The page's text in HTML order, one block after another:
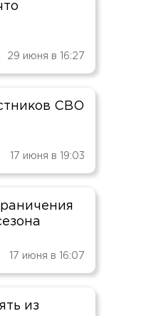
29 июня в 16:27
СВО
17 июня в 19:03
17 июня в 16:07
из